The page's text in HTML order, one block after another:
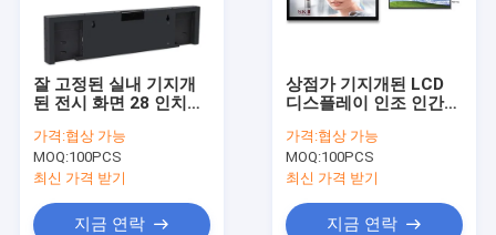
묻힌 팔 널
묻힌 리눅스 널
상업적인 정제 PC
미디어 플레이어
기지개된 LCD 디스플레이
잘 고정된 실내 기지개
된 전시 화면 28 인치
가격:협상 가능
MOQ:100PCS
최신 가격 받기
지금 연락
상점가 기지개된 LCD
디스플레이 인조 인간
TFTmodule
1920x540P 해결책
가격:협상 가능
MOQ:100PCS
최신 가격 받기
지금 연락